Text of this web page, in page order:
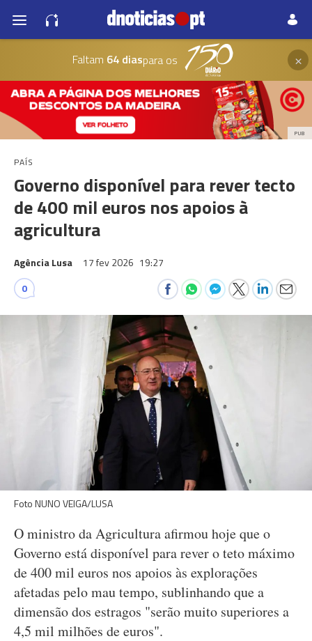
Faltam 64 diaspara os ×
PUB
PAÍS
Governo disponível para rever tecto
de 400 mil euros nos apoios à
agricultura
Agência Lusa 17 fev 2026 19:27
0
Foto NUNO VEIGA/LUSA
O ministro da Agricultura afirmou hoje que o
Governo está disponível para rever o teto máximo
de 400 mil euros nos apoios às explorações
afetadas pelo mau tempo, sublinhando que a
dimensão dos estragos "serão muito superiores a
4,5 mil milhões de euros".